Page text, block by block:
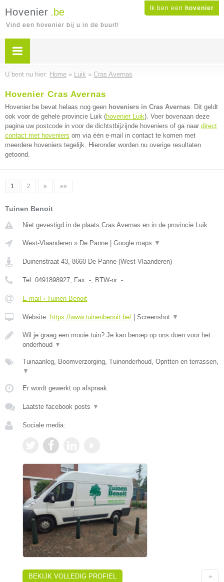
Ik ben een hovenier
Hovenier .be
Vind een hovenier bij u in de buurt!
U bent nu hier: Home » Luik » Cras Avernas
Hovenier Cras Avernas
Hovenier.be bevat helaas nog geen hoveniers in Cras Avernas. Dit geldt
ook voor de gehele provincie Luik (hovenier Luik). Voer bovenaan deze
pagina uw postcode in voor de dichtstbijzijnde hoveniers of ga naar direct
contact met hoveniers om via één e-mail in contact te komen met
meerdere hoveniers tegelijk. Hieronder worden nu overige resultaten
getoond.
1 2 » »»
Tuinen Benoit
Niet gevestigd in de plaats Cras Avernas en in de provincie Luik.
West-Vlaanderen » De Panne Google maps ▼
Duinenstraat 43, 8660 De Panne (West-Vlaanderen)
Tel: 0491898927, Fax: -, BTW-nr: -
E-mail › Tuinen Benoit
Website: https://www.tuinenbenoit.be/ Screenshot ▼
Wil je graag een mooie tuin? Je kan beroep op ons doen voor het
onderhoud ▼
Tuinaanleg, Boomverzorging, Tuinonderhoud, Opritten en terrassen,
▼
Er wordt gewerkt op afspraak.
Laatste facebook posts ▼
Sociale media:
BEKIJK VOLLEDIG PROFIEL